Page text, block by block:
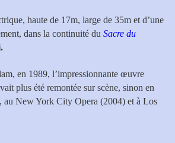
haute de 17m, large de 35m et d’une
dans la continuité du Sacre du
en 1989, l’impressionnante œuvre
plus été remontée sur scène, sinon en
New York City Opera (2004) et à Los